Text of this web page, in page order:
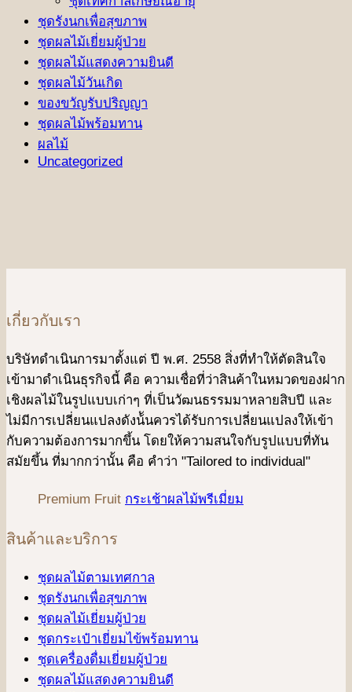
ชุดรังนกเพื่อสุขภาพ
ชุดผลไม้เยี่ยมผู้ป่วย
ชุดผลไม้แสดงความยินดี
ชุดผลไม้วันเกิด
ของขวัญรับปริญญา
ชุดผลไม้พร้อมทาน
ผลไม้
Uncategorized
เกี่ยวกับเรา
บริษัทดําเนินการมาตั้งแต่ ปี พ.ศ. 2558 สิ่งที่ทำให้ตัดสินใจ
เข้ามาดําเนินธุรกิจนี้ คือ ความเชื่อที่ว่าสินค้าในหมวดของฝาก
เชิงผลไม้ในรูปแบบเก่าๆ ที่เป็นวัฒนธรรมมาหลายสิบปี และ
ไม่มีการเปลี่ยนแปลงดังน้ันควรได้รับการเปลี่ยนแปลงให้เข้า
กับความต้องการมากขึ้น โดยให้ความสนใจกับรูปแบบที่ทัน
สมัยขึ้น ที่มากกว่านั้น คือ คําว่า "Tailored to individual"
Premium Fruit กระเช้าผลไม้พรีเมี่ยม
สินค้าและบริการ
ชุดผลไม้ตามเทศกาล
ชุดรังนกเพื่อสุขภาพ
ชุดผลไม้เยี่ยมผู้ป่วย
ชุดกระเป๋าเยี่ยมไข้พร้อมทาน
ชุดเครื่องดื่มเยี่ยมผู้ป่วย
ชุดผลไม้แสดงความยินดี